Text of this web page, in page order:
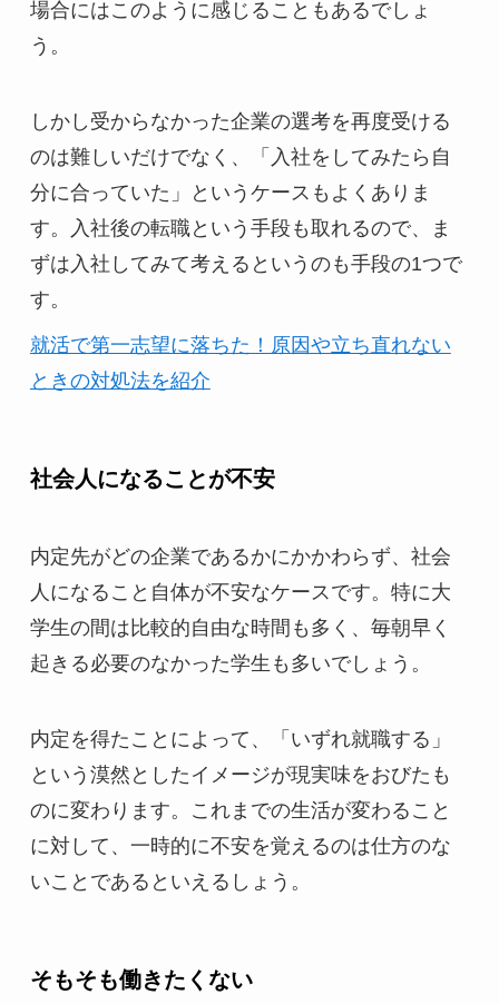
場合にはこのように感じることもあるでしょ
う。
しかし受からなかった企業の選考を再度受ける
のは難しいだけでなく、「入社をしてみたら自
分に合っていた」というケースもよくありま
す。入社後の転職という手段も取れるので、ま
ずは入社してみて考えるというのも手段の1つで
す。
就活で第一志望に落ちた！原因や立ち直れない
ときの対処法を紹介
社会人になることが不安
内定先がどの企業であるかにかかわらず、社会
人になること自体が不安なケースです。特に大
学生の間は比較的自由な時間も多く、毎朝早く
起きる必要のなかった学生も多いでしょう。
内定を得たことによって、「いずれ就職する」
という漠然としたイメージが現実味をおびたも
のに変わります。これまでの生活が変わること
に対して、一時的に不安を覚えるのは仕方のな
いことであるといえるしょう。
そもそも働きたくない